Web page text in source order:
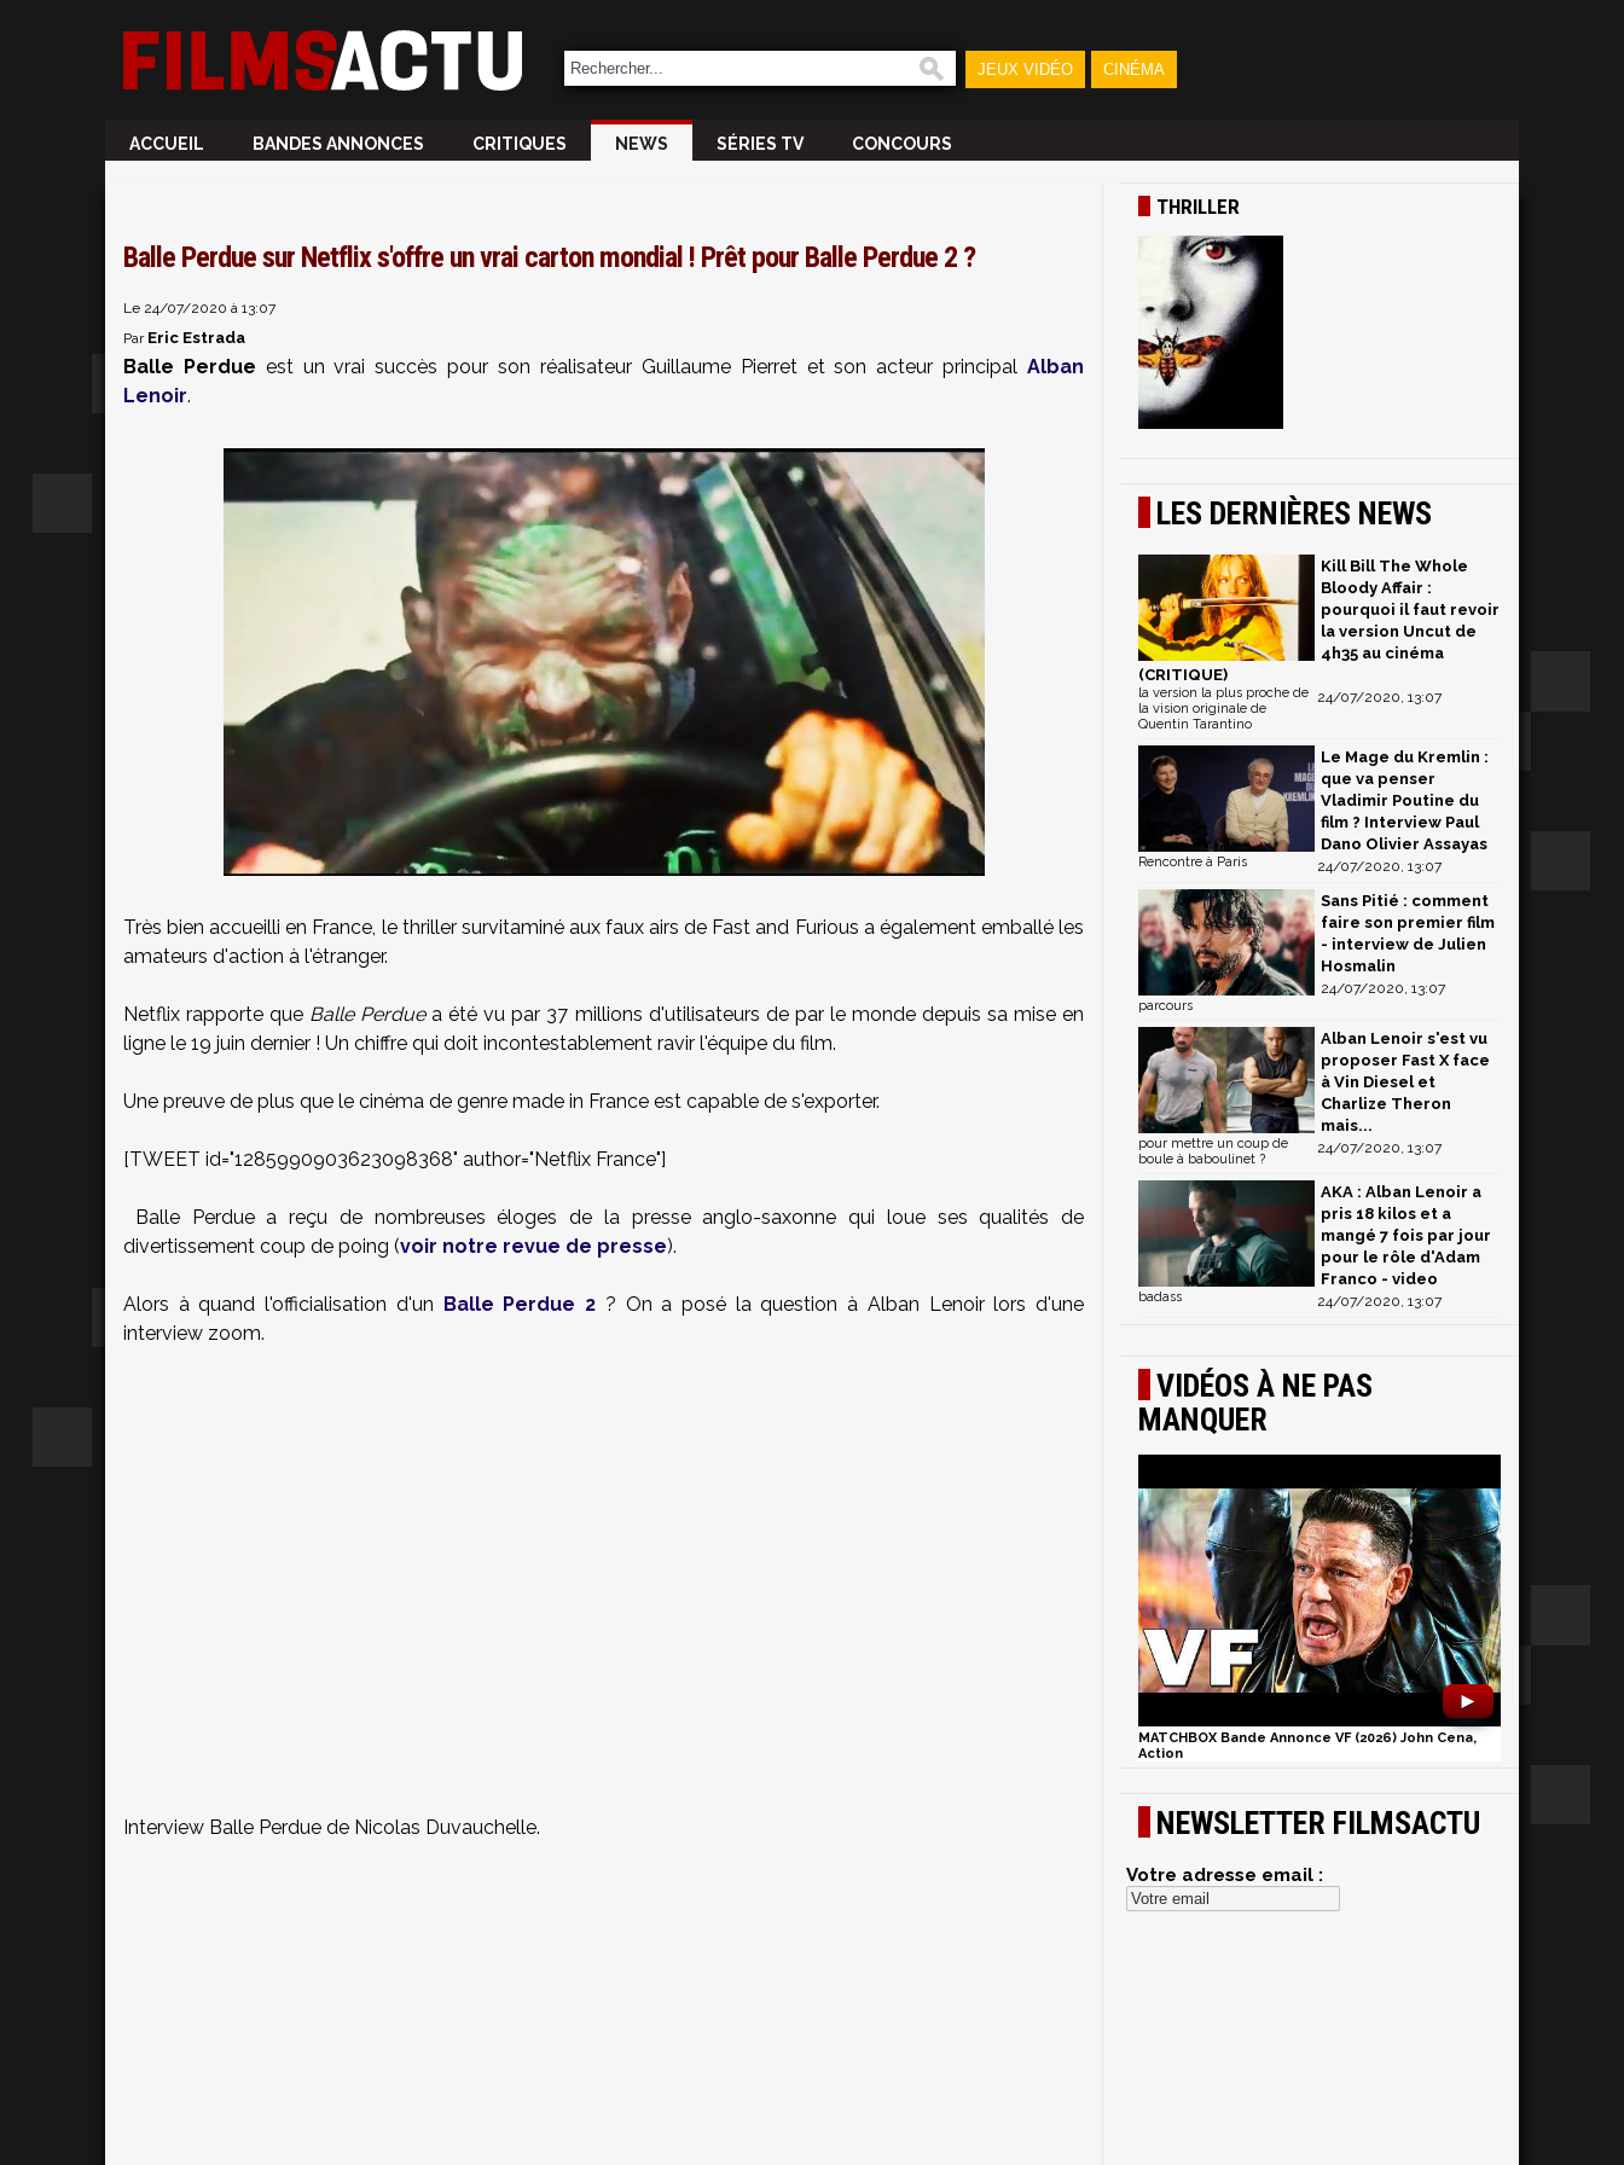
JEUX VIDÉO CINÉMA
ACCUEIL BANDES ANNONCES CRITIQUES NEWS SÉRIES TV CONCOURS
Balle Perdue sur Netflix s'offre un vrai carton mondial ! Prêt pour Balle Perdue 2 ?
Le 24/07/2020 à 13:07
Par Eric Estrada
Balle Perdue est un vrai succès pour son réalisateur Guillaume Pierret et son acteur principal Alban
Lenoir.
Très bien accueilli en France, le thriller survitaminé aux faux airs de Fast and Furious a également emballé les
amateurs d'action à l'étranger.
Netflix rapporte que Balle Perduea été vu par 37 millions d'utilisateurs de par le monde depuis sa mise en
ligne le 19 juin dernier ! Un chiffre qui doit incontestablement ravir l'équipe du film.
Une preuve de plus que le cinéma de genre made in France est capable de s'exporter.
[TWEET id="1285990903623098368" author="Netflix France"]
Balle Perdue a reçu de nombreuses éloges de la presse anglo-saxonne qui loue ses qualités de
divertissement coup de poing (voir notre revue de presse).
Alors à quand l'officialisation d'un Balle Perdue 2 ? On a posé la question à Alban Lenoir lors d'une
interview zoom.
Interview Balle Perdue de Nicolas Duvauchelle.
THRILLER
LES DERNIÈRES NEWS
Kill Bill The Whole
Bloody Affair :
pourquoi il faut revoir
la version Uncut de
4h35 au cinéma
(CRITIQUE)
24/07/2020, 13:07
la version la plus proche de
la vision originale de
Quentin Tarantino
Le Mage du Kremlin :
que va penser
Vladimir Poutine du
film ? Interview Paul
Dano Olivier Assayas
24/07/2020, 13:07
Rencontre à Paris
Sans Pitié : comment
faire son premier film
- interview de Julien
Hosmalin
24/07/2020, 13:07
parcours
Alban Lenoir s'est vu
proposer Fast X face
à Vin Diesel et
Charlize Theron
mais...
24/07/2020, 13:07
pour mettre un coup de
boule à baboulinet ?
AKA : Alban Lenoir a
pris 18 kilos et a
mangé 7 fois par jour
pour le rôle d'Adam
Franco - video
24/07/2020, 13:07
badass
VIDÉOS À NE PAS
MANQUER
►
MATCHBOX Bande Annonce VF (2026) John Cena,
Action
NEWSLETTER FILMSACTU
Votre adresse email :